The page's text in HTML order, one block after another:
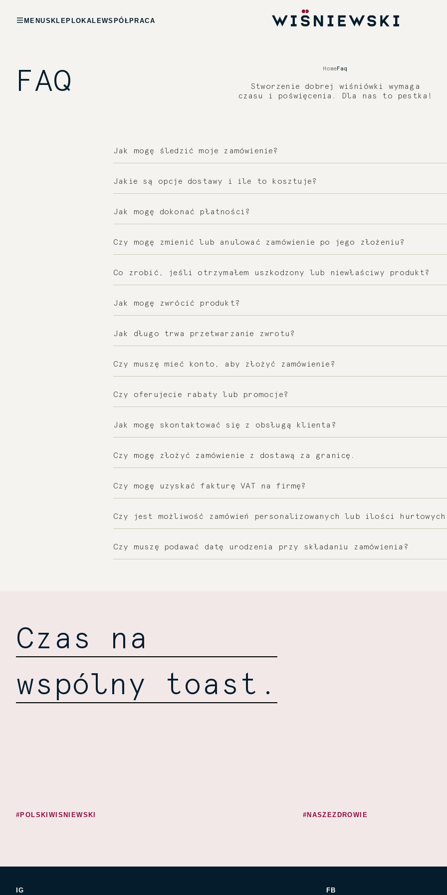
MENUSKLEP LOKALEWSPÓŁPRACA
FAQ HomeFaq
Stworzenie dobrej wiśniówki wymaga
czasu i poświęcenia. Dla nas to pestka!
Jak mogę śledzić moje zamówienie?
monitorować przesyłkę.
Jakie są opcje dostawy i ile to kosztuje?
wybranej metody oraz wielkości zamówienia.
Jak mogę dokonać płatności?
pobranie.
Czy mogę zmienić lub anulować zamówienie po jego złożeniu?
naszym działem obsługi klienta, aby sprawdzić dostępne opcje.
Co zrobić, jeśli otrzymałem uszkodzony lub niewłaściwy produkt?
najszybciej, abyśmy mogli rozwiązać problem.
Jak mogę zwrócić produkt?
zwrotu, skontaktuj się z naszym działem obsługi klienta.
Jak długo trwa przetwarzanie zwrotu?
roboczych.
Czy muszę mieć konto, aby złożyć zamówienie?
przyszłości i śledzenie historii zamówień.
Czy oferujecie rabaty lub promocje?
Tak, oferujemy rabaty i promocje. Zapisz się do naszego
z najnowszymi ofertami.
Jak mogę skontaktować się z obsługą klienta?
znajdziesz w sekcji "Kontakt" na stronie sklepu.
Czy mogę złożyć zamówienie z dostawą za granicę.
Jeżeli nie znajdziesz odpowiedniej lokalizacji skontaktuj się z nami
sklep@wisniewski.ltd.
Czy mogę uzyskać fakturę VAT na firmę?
Czy jest możliwość zamówień personalizowanych lub ilości
Czy muszę podawać datę urodzenia przy składaniu zamówienia?
Czas na
wspólny toast.
#POLSKIWISNIEWSKI #NASZEZDROWIE
IG FB